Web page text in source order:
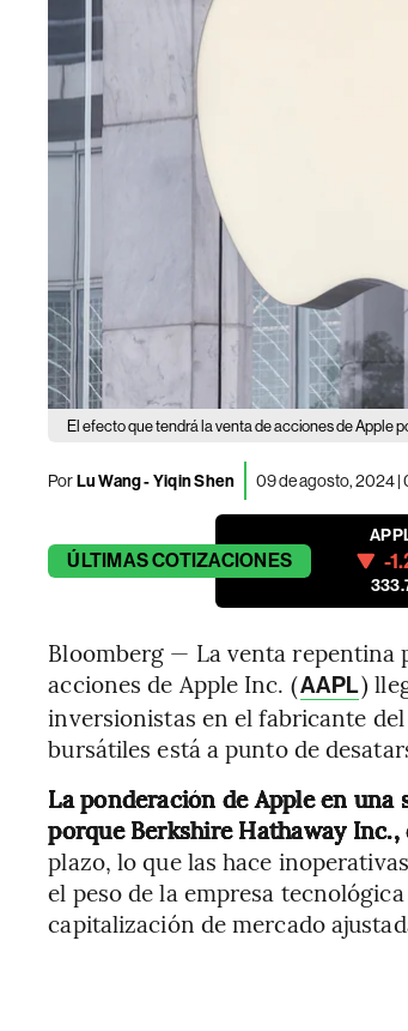
El efecto que tendrá la venta de acciones de Apple
PorLu Wang - Yiqin Shen 09 de agosto, 2024 |
ÚLTIMASCOTIZACIONES -
Bloomberg — La venta repentina
acciones de Apple Inc. (AAPL)
inversionistas en el fabricante
bursátiles está a punto de
La ponderación de Apple en una
porque Berkshire Hathaway Inc.,
plazo, lo que las hace
el peso de la empresa
capitalización de mercado